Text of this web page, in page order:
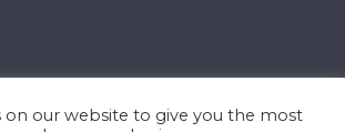
on our website to give you the most